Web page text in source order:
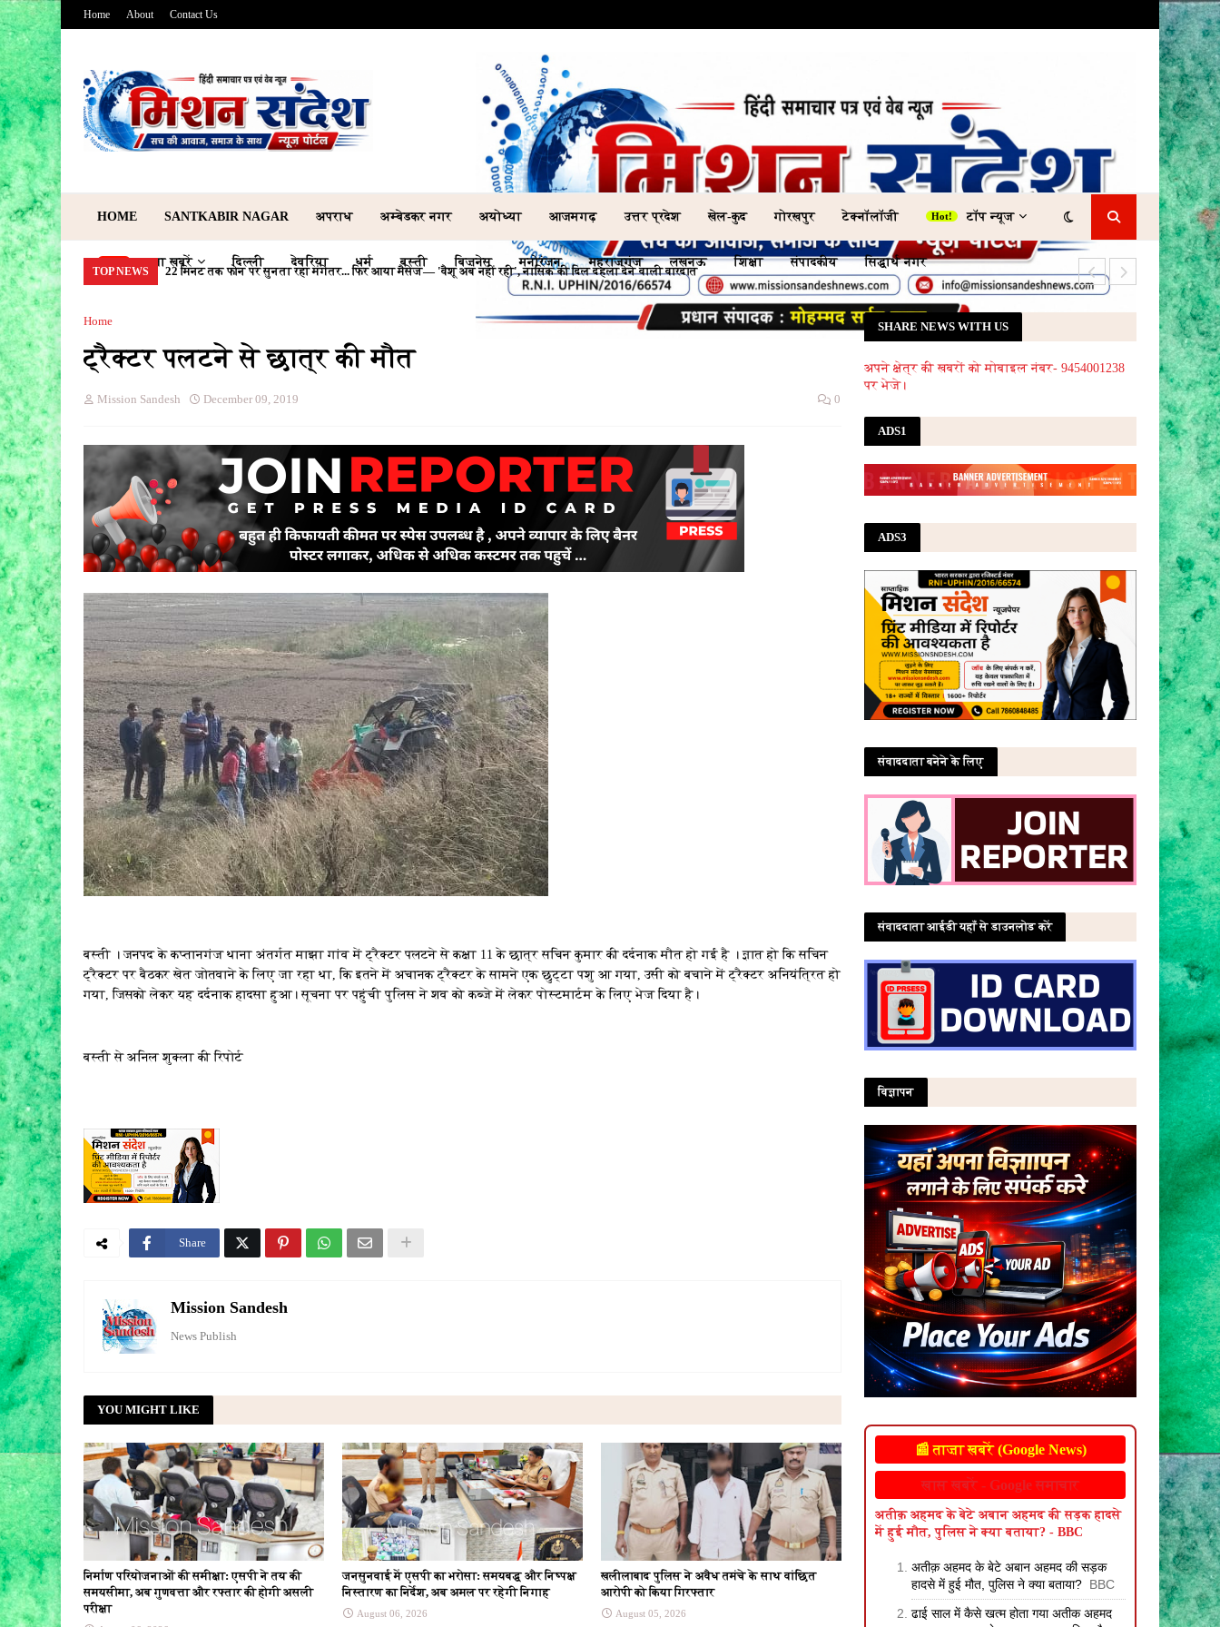
Home About Contact Us
HOME SANTKABIR NAGAR अपराध अम्बेडकर नगर अयोध्या आजमगढ़ उत्तर प्रदेश खेल-कुद गोरखपुर टेक्नॉलॉजी टॉप न्यूज
ताजा खबरें दिल्ली देवरिया धर्म बस्ती बिज़नेस मनोरंजन महराजगंज लखनऊ शिक्षा संपादकीय सिद्धार्थ नगर
TOP NEWS जन्मदिन के अगले ही दिन बुझ गई जिंदगी: पत्नी पर आत्महत्या के लिए उकसाने का आरोप, पुलिस ने किया गिरफ्तार आयुष्मान
Home
ट्रैक्टर पलटने से छात्र की मौत
Mission Sandesh December 09, 2019 0
बस्ती । जनपद के कप्तानगंज थाना अंतर्गत माझा गांव में ट्रैक्टर पलटने से कक्षा 11 के छात्र सचिन कुमार की दर्दनाक मौत हो गई है । ज्ञात हो कि सचिन
ट्रैक्टर पर बैठकर खेत जोतवाने के लिए जा रहा था, कि इतने में अचानक ट्रैक्टर के सामने एक छुट्टा पशु आ गया, उसी को बचाने में ट्रैक्टर अनियंत्रित हो
गया, जिसको लेकर यह दर्दनाक हादसा हुआ। सूचना पर पहुंची पुलिस ने शव को कब्जे में लेकर पोस्टमार्टम के लिए भेज दिया है।
बस्ती से अनिल शुक्ला की रिपोर्ट
Share
Mission Sandesh
News Publish
YOU MIGHT LIKE
निर्माण परियोजनाओं की समीक्षा: एसपी ने तय की
समयसीमा, अब गुणवत्ता और रफ्तार की होगी असली
परीक्षा
जनसुनवाई में एसपी का भरोसा: समयबद्ध और निष्पक्ष
निस्तारण का निर्देश, अब अमल पर रहेगी निगाह
August 06, 2026
खलीलाबाद पुलिस ने अवैध तमंचे के साथ वांछित
आरोपी को किया गिरफ्तार
August 05, 2026
SHARE NEWS WITH US
अपने क्षेत्र की खबरों को मोबाइल नंबर- 9454001238
पर भेजे।
ADS1
ADS3
संवाददाता बनेने के लिए
संवाददाता आईडी यहाँ से डाउनलोड करें
विज्ञापन
📰 ताज़ा खबरें (Google News)
खास खबरें - Google समाचार
अतीक़ अहमद के बेटे अबान अहमद की सड़क हादसे
में हुई मौत, पुलिस ने क्या बताया? - BBC
अतीक़ अहमद के बेटे अबान अहमद की सड़क
हादसे में हुई मौत, पुलिस ने क्या बताया? BBC
ढाई साल में कैसे खत्म होता गया अतीक अहमद